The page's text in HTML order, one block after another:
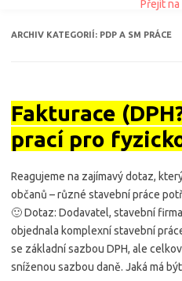
Přejít na
ARCHIV KATEGORIÍ: PDP A SM PRÁCE
Fakturace
prací pro
Reagujeme na zajímavý dotaz,
občanů – různé stavební práce
🙂 Dotaz: Dodavatel, stavební
objednala komplexní stavební
se základní sazbou DPH, ale
sníženou sazbou daně. Jaká má